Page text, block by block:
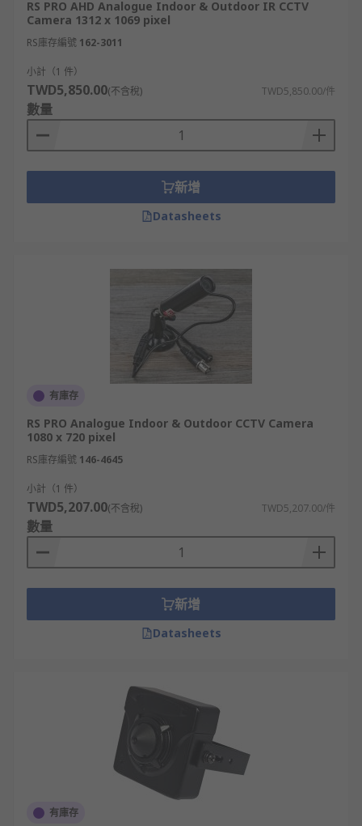
RS PRO AHD Analogue Indoor & Outdoor IR CCTV
Camera 1312 x 1069 pixel
RS庫存編號 162-3011
小計（1 件）
TWD5,850.00(不含稅) TWD5,850.00/件
數量
新增
Datasheets
有庫存
RS PRO Analogue Indoor & Outdoor CCTV Camera
1080 x 720 pixel
RS庫存編號 146-4645
小計（1 件）
TWD5,207.00(不含稅) TWD5,207.00/件
數量
新增
Datasheets
有庫存